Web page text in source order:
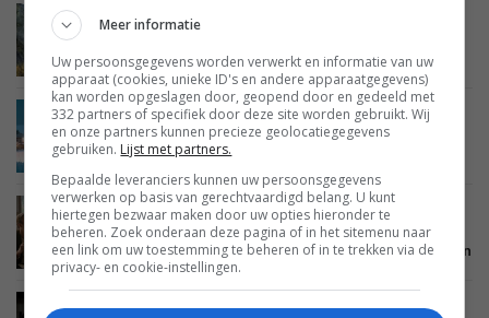
ACHTERGROND
Tien films die je in 2023 gezien moest hebben
ACHTERGROND TIPS EN ADVIES
ENTERTAINMENT
FILMS EN SERIES
STREAMINGDIENSTEN 24 DECEMBER 2023
Drie tv-series die je in 2024 moet gaan zien
ACHTERGROND TIPS EN ADVIES
ENTERTAINMENT
FILMS EN SERIES
STREAMINGDIENSTEN 24 DECEMBER 2023
Drie tv-series die je in 2023 gezien moest hebben
ACHTERGROND ENTERTAINMENT
FILMS EN SERIES
Meer informatie
Uw persoonsgegevens worden verwerkt en informatie van uw
apparaat (cookies, unieke ID's en andere apparaatgegevens)
kan worden opgeslagen door, geopend door en gedeeld met
332 partners of specifiek door deze site worden gebruikt. Wij
en onze partners kunnen precieze geolocatiegegevens
gebruiken. Lijst met partners.
Bepaalde leveranciers kunnen uw persoonsgegevens
verwerken op basis van gerechtvaardigd belang. U kunt
hiertegen bezwaar maken door uw opties hieronder te
beheren. Zoek onderaan deze pagina of in het sitemenu naar
een link om uw toestemming te beheren of in te trekken via de
privacy- en cookie-instellingen.